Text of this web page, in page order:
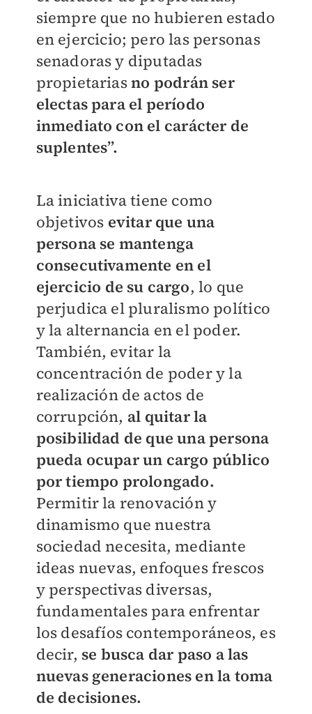
siempre que no hubieren estado
en ejercicio; pero las personas
senadoras y diputadas
propietariasno podrán ser
electas para el período
inmediato con el carácter de
suplentes”.
La iniciativa tiene como
objetivos evitar que una
persona se mantenga
consecutivamente en el
ejercicio de su cargo, lo que
perjudica el pluralismo político
y la alternancia en el poder.
También, evitar la
concentración de poder y la
realización de actos de
corrupción, al quitar la
posibilidad de que una persona
pueda ocupar un cargo público
por tiempo prolongado.
Permitir la renovación y
dinamismo que nuestra
sociedad necesita, mediante
ideas nuevas, enfoques frescos
y perspectivas diversas,
fundamentales para enfrentar
los desafíos contemporáneos, es
decir, se busca dar paso a las
nuevas generaciones en la toma
de decisiones.